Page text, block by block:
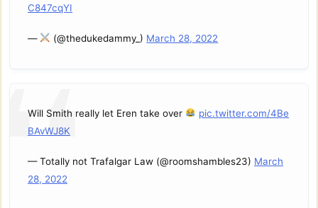
C847cqYI
— (@thedukedammy_) March 28, 2022
Will Smith really let Eren take over
pic.twitter.com/4Be
BAvWJ8K
— Totally not Trafalgar Law (@roomshambles23) March
28, 2022